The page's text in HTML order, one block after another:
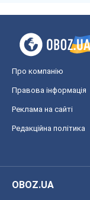
Про компанію
Правова інформація
Реклама на сайті
Редакційна політика
OBOZ.UA